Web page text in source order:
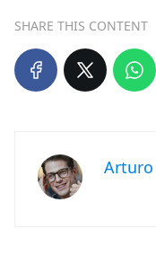
SHARE THIS CONTENT
Arturo